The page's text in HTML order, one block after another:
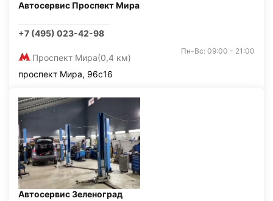
Автосервис Проспект Мира
+7 (495) 023-42-98
Проспект Мира(0,4 км)
Пн-Вс: 09:00 - 21:00
проспект Мира, 96с16
Автосервис Зеленоград